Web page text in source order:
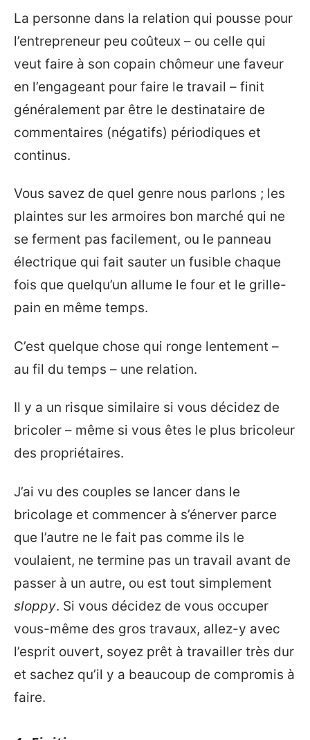
La personne dans la relation qui pousse pour
l’entrepreneur peu coûteux – ou celle qui
veut faire à son copain chômeur une faveur
en l’engageant pour faire le travail – finit
généralement par être le destinataire de
commentaires (négatifs) périodiques et
continus.
Vous savez de quel genre nous parlons ; les
plaintes sur les armoires bon marché qui ne
se ferment pas facilement, ou le panneau
électrique qui fait sauter un fusible chaque
fois que quelqu’un allume le four et le grille-
pain en même temps.
C’est quelque chose qui ronge lentement –
au fil du temps – une relation.
Il y a un risque similaire si vous décidez de
bricoler – même si vous êtes le plus bricoleur
des propriétaires.
J’ai vu des couples se lancer dans le
bricolage et commencer à s’énerver parce
que l’autre ne le fait pas comme ils le
voulaient, ne termine pas un travail avant de
passer à un autre, ou est tout simplement
sloppy. Si vous décidez de vous occuper
vous-même des gros travaux, allez-y avec
l’esprit ouvert, soyez prêt à travailler très dur
et sachez qu’il y a beaucoup de compromis à
faire.